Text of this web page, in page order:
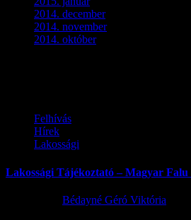
2014. december(4)
2014. november(1)
2014. október(2)
Felhívás
Hírek
Lakossági
Lakossági Tájékoztató – Magyar
Bédayné Géró Viktória